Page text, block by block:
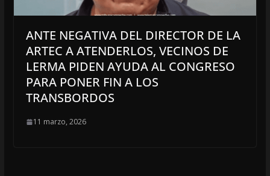
ANTE NEGATIVA DEL DIRECTOR DE LA
ARTEC A ATENDERLOS, VECINOS DE
LERMA PIDEN AYUDA AL CONGRESO
PARA PONER FIN A LOS
TRANSBORDOS
11 marzo, 2026